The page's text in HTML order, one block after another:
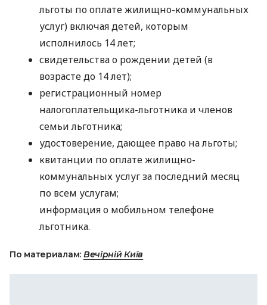
льготы по оплате жилищно-коммунальных
услуг) включая детей, которым
исполнилось 14 лет;
свидетельства о рождении детей (в
возрасте до 14 лет);
регистрационный номер
налогоплательщика-льготника и членов
семьи льготника;
удостоверение, дающее право на льготы;
квитанции по оплате жилищно-
коммунальных услуг за последний месяц
по всем услугам;
информация о мобильном телефоне
льготника.
По материалам: Вечірній Київ